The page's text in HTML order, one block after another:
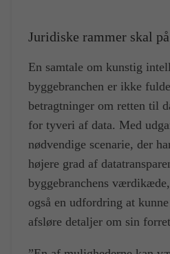
Juridiske rammer skal
En samtale om kunstig
byggebranchen er ikke
betragtninger om retten til
for tyveri af data. Med
nødvendige scenarie, der
højere grad af
byggebranchens
også en udfordring at
afsløre detaljer om sin